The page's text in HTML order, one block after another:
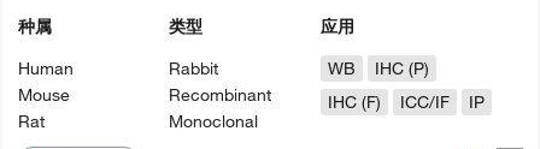
种属
Human
Mouse
Rat
类型
Rabbit
Recombinant
Monoclonal
应用
WB
IHC (P)
IHC (F)
ICC/IF IP